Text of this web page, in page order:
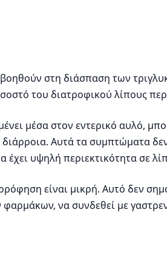
στη διάσπαση των
του διατροφικού λίπους
μέσα στον εντερικό αυλό,
Αυτά τα συμπτώματα
υψηλή περιεκτικότητα σε
είναι μικρή. Αυτό δεν
να συνδεθεί με